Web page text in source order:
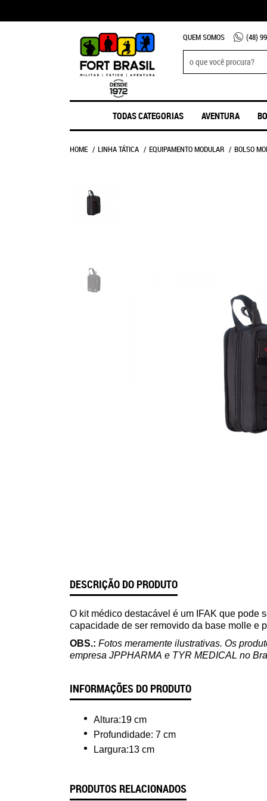
QUEM SOMOS (48)
TODAS CATEGORIAS AVENTURA
HOME LINHA TÁTICA EQUIPAMENTO MODULAR BOLSO
DESCRIÇÃO DO PRODUTO
O kit médico destacável é um IFAK que pode
capacidade de ser removido da base molle e
OBS.: Fotos meramente ilustrativas. Os
empresa JPPHARMA e TYR MEDICAL no
INFORMAÇÕES DO PRODUTO
Altura:19 cm
Profundidade: 7 cm
Largura:13 cm
PRODUTOS RELACIONADOS